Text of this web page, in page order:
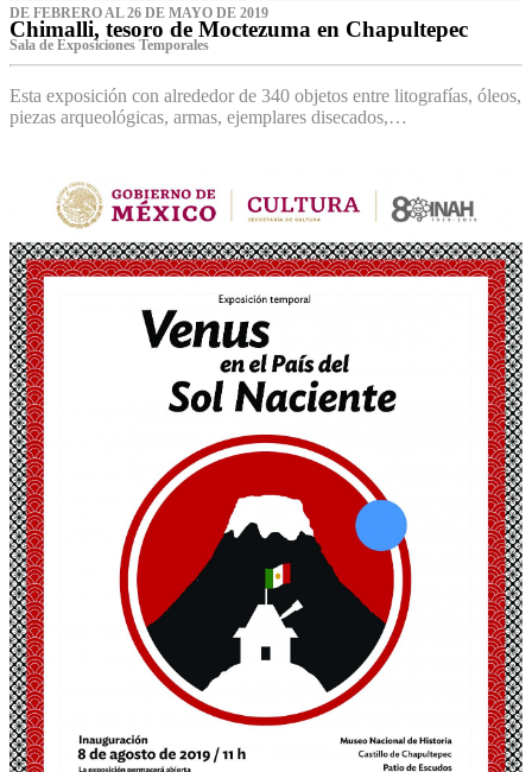
DE FEBRERO AL 26 DE MAYO DE 2019
Chimalli, tesoro de Moctezuma en Chapultepec
Sala de Exposiciones Temporales
Esta exposición con alrededor de 340 objetos entre litografías, óleos,
piezas arqueológicas, armas, ejemplares disecados,…